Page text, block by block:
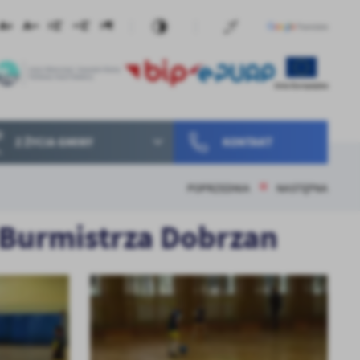
Z ŻYCIA GMINY KONTAKT
POPRZEDNIA NASTĘPNA
Dobrzan